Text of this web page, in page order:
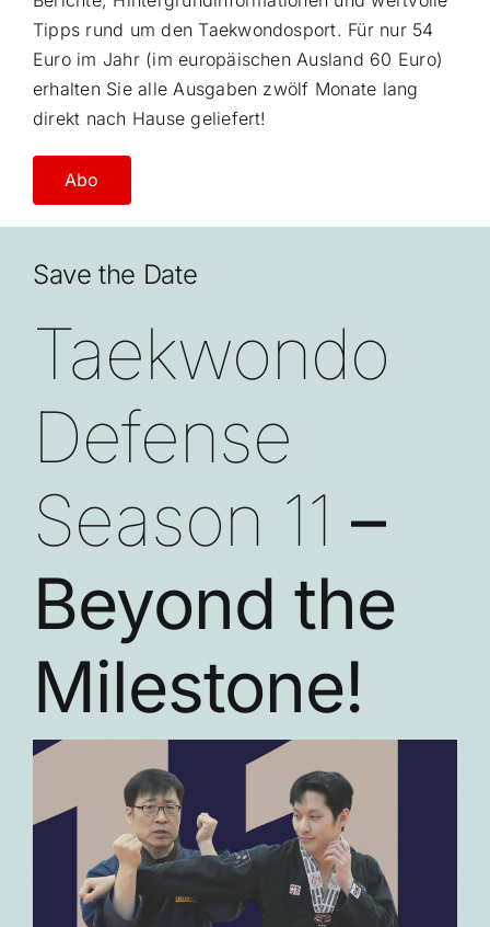
Tipps rund um den Taekwondosport. Für nur 54
Euro im Jahr (im europäischen Ausland 60 Euro)
erhalten Sie alle Ausgaben zwölf Monate lang
direkt nach Hause geliefert!
Abo
Save the Date
Taekwondo
Defense
Season 11–
Beyond the
Milestone!